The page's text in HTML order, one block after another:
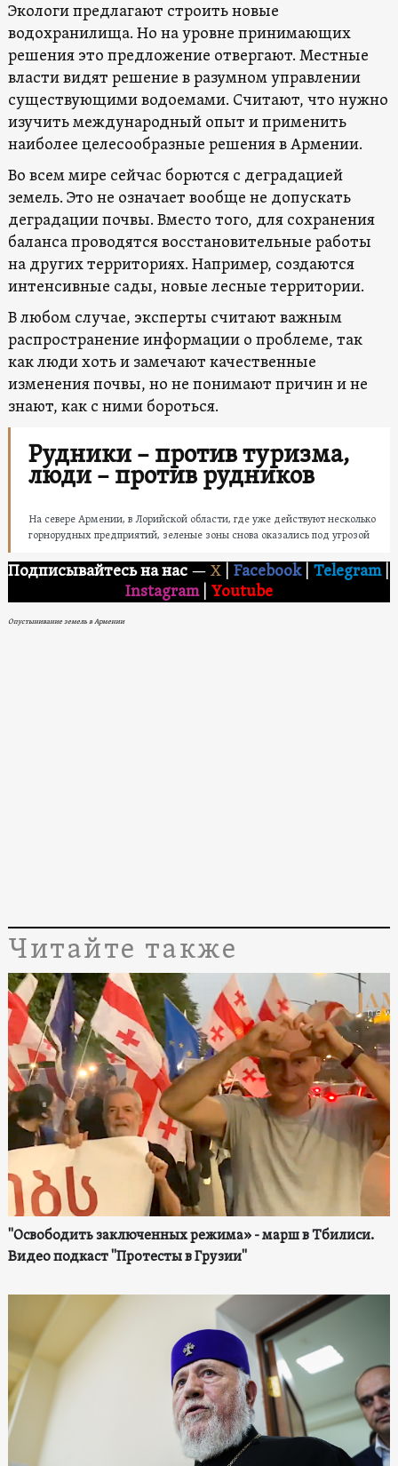
Экологи предлагают строить новые
водохранилища. Но на уровне принимающих
решения это предложение отвергают. Местные
власти видят решение в разумном управлении
существующими водоемами. Считают, что нужно
изучить международный опыт и применить
наиболее целесообразные решения в Армении.
Во всем мире сейчас борются с деградацией
земель. Это не означает вообще не допускать
деградации почвы. Вместо того, для сохранения
баланса проводятся восстановительные работы
на других территориях. Например, создаются
интенсивные сады, новые лесные территории.
В любом случае, эксперты считают важным
распространение информации о проблеме, так
как люди хоть и замечают качественные
изменения почвы, но не понимают причин и не
знают, как с ними бороться.
Рудники – против туризма,
люди – против рудников
На севере Армении, в Лорийской области, где уже действуют несколько
горнорудных предприятий, зеленые зоны снова оказались под угрозой
Подписывайтесь на нас — X Facebook Telegram|
Instagram
Youtube
Опустынивание земель в Армении
Читайте также
"Освободить заключенных режима» - марш в Тбилиси.
Видео подкаст "Протесты в Грузии"